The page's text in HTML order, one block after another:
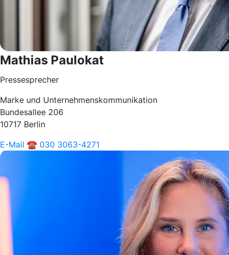
Mathias Paulokat
Pressesprecher
Marke und Unternehmenskommunikation
Bundesallee 206
10717 Berlin
E-Mail ☎ 030 3063-4271